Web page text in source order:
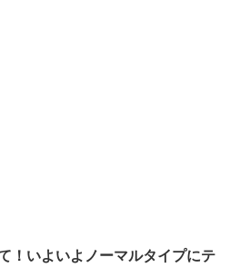
！いよいよノーマルタイプにテ